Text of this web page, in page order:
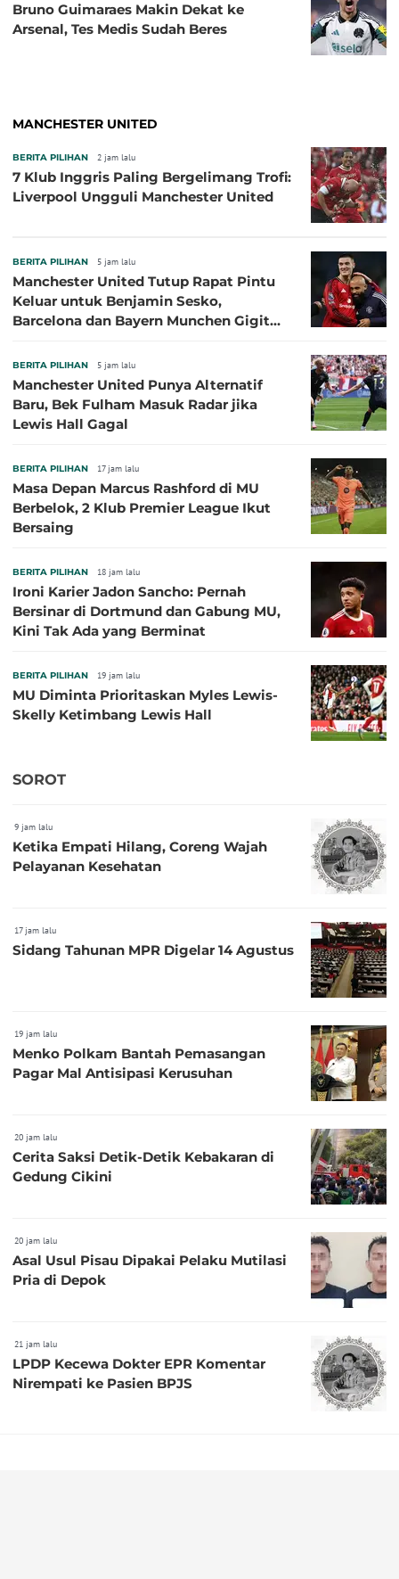
Bruno Guimaraes Makin Dekat ke
Arsenal, Tes Medis Sudah Beres
MANCHESTER UNITED
BERITA PILIHAN 2 jam lalu
7 Klub Inggris Paling Bergelimang Trofi:
Liverpool Ungguli Manchester United
BERITA PILIHAN 5 jam lalu
Manchester United Tutup Rapat Pintu
Keluar untuk Benjamin Sesko,
Barcelona dan Bayern Munchen Gigit
BERITA PILIHAN 5 jam lalu
Manchester United Punya Alternatif
Baru, Bek Fulham Masuk Radar jika
Lewis Hall Gagal
BERITA PILIHAN 17 jam lalu
Masa Depan Marcus Rashford di MU
Berbelok, 2 Klub Premier League Ikut
Bersaing
BERITA PILIHAN 18 jam lalu
Ironi Karier Jadon Sancho: Pernah
Bersinar di Dortmund dan Gabung MU,
Kini Tak Ada yang Berminat
BERITA PILIHAN 19 jam lalu
MU Diminta Prioritaskan Myles Lewis-
Skelly Ketimbang Lewis Hall
SOROT
9 jam lalu
Ketika Empati Hilang, Coreng Wajah
Pelayanan Kesehatan
17 jam lalu
Sidang Tahunan MPR Digelar 14 Agustus
19 jam lalu
Menko Polkam Bantah Pemasangan
Pagar Mal Antisipasi Kerusuhan
20 jam lalu
Cerita Saksi Detik-Detik Kebakaran di
Gedung Cikini
20 jam lalu
Asal Usul Pisau Dipakai Pelaku Mutilasi
Pria di Depok
21 jam lalu
LPDP Kecewa Dokter EPR Komentar
Nirempati ke Pasien BPJS